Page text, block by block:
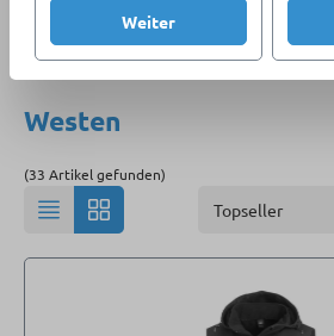
Weiter
Westen
(33 Artikel gefunden)